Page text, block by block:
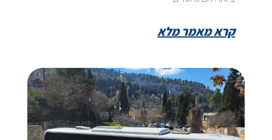
קרא מאמר מלא